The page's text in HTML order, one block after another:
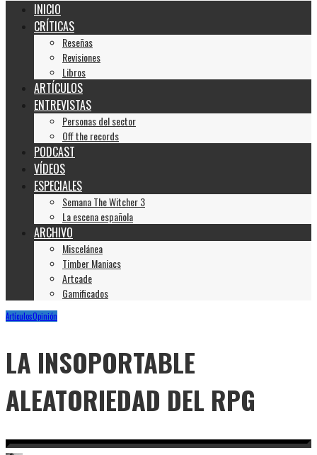
INICIO
CRÍTICAS
Reseñas
Revisiones
Libros
ARTÍCULOS
ENTREVISTAS
Personas del sector
Off the records
PODCAST
VÍDEOS
ESPECIALES
Semana The Witcher 3
La escena española
ARCHIVO
Miscelánea
Timber Maniacs
Artcade
Gamificados
ArtículosOpinión
LA INSOPORTABLE
ALEATORIEDAD DEL RPG